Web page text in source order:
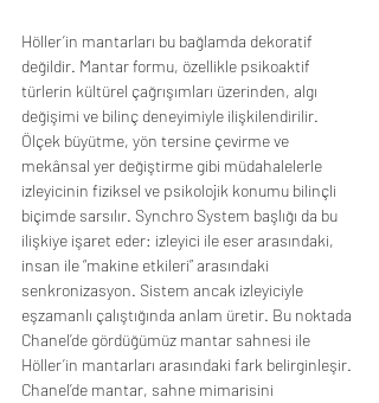
Höller’in mantarları bu bağlamda dekoratif
değildir. Mantar formu, özellikle psikoaktif
türlerin kültürel çağrışımları üzerinden, algı
değişimi ve bilinç deneyimiyle ilişkilendirilir.
Ölçek büyütme, yön tersine çevirme ve
mekânsal yer değiştirme gibi müdahalelerle
izleyicinin fiziksel ve psikolojik konumu bilinçli
biçimde sarsılır. Synchro System başlığı da bu
ilişkiye işaret eder: izleyici ile eser arasındaki,
insan ile “makine etkileri” arasındaki
senkronizasyon. Sistem ancak izleyiciyle
eşzamanlı çalıştığında anlam üretir. Bu noktada
Chanel’de gördüğümüz mantar sahnesi ile
Höller’in mantarları arasındaki fark belirginleşir.
Chanel’de mantar, sahne mimarisini